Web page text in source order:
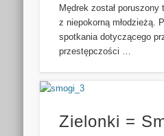
Mędrek został
z niepokorną młodzieżą.
spotkania dotyczącego
przestępczości …
Zielonki =